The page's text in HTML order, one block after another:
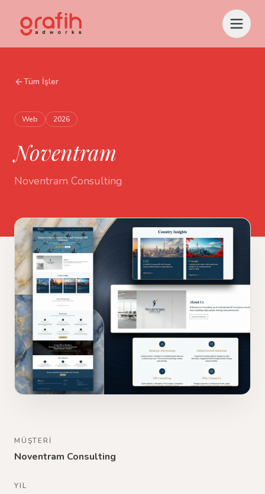
Tüm İşler
Web 2026
Noventram
Noventram Consulting
MÜŞTERI
Noventram Consulting
YIL